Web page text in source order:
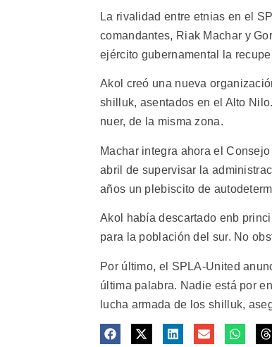
La rivalidad entre etnias en el
comandantes, Riak Machar y
ejército gubernamental la
Akol creó una nueva
shilluk, asentados en el Alto
nuer, de la misma zona.
Machar integra ahora el
abril de supervisar la
años un plebiscito de
Akol había descartado enb
para la población del sur. No
Por último, el SPLA-United
última palabra. Nadie está por
lucha armada de los shilluk,